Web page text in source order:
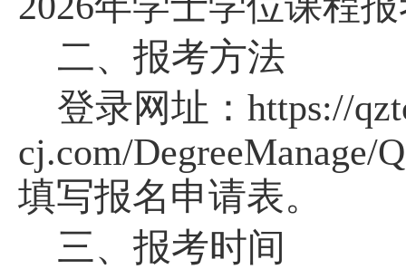
二、报考方法
登录网址： https://
cj.com/DegreeManage/
填写报名申请表。
三、报考时间